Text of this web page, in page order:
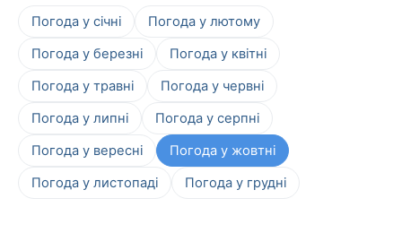
Погода у січні
Погода у лютому
Погода у березні
Погода у квітні
Погода у травні
Погода у червні
Погода у липні
Погода у серпні
Погода у вересні
Погода у жовтні
Погода у листопаді
Погода у грудні